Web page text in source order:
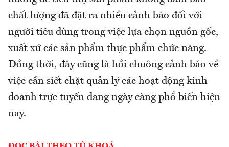
chất lượng đã đặt ra nhiều cảnh báo đối với
người tiêu dùng trong việc lựa chọn nguồn gốc,
xuất xứ các sản phẩm thực phẩm chức năng.
Đồng thời, đây cũng là hồi chuông cảnh báo về
việc cần siết chặt quản lý các hoạt động kinh
doanh trực tuyến đang ngày càng phổ biến hiện
nay.